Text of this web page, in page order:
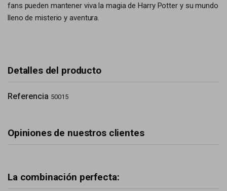
fans pueden mantener viva la magia de Harry Potter y su mundo
lleno de misterio y aventura.
Detalles del producto
Referencia 50015
Opiniones de nuestros clientes
La combinación perfecta: